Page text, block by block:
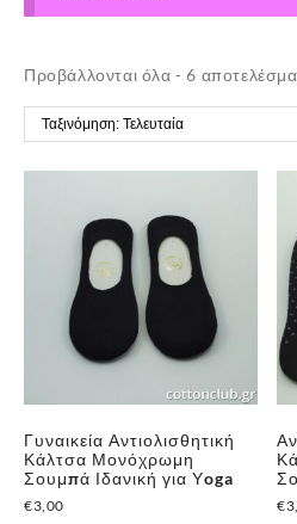
Προβάλλονται όλα - 6
Γυναικεία Αντιολισθητική
Κάλτσα Μονόχρωμη
Σουμπά Ιδανική για Υoga
€3,00 €